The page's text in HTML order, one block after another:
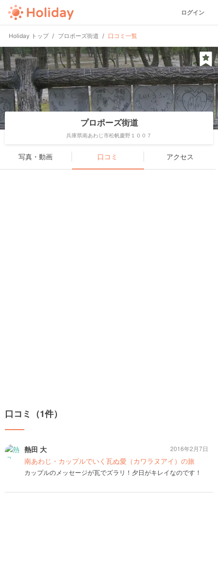
ログイン
Holiday トップ プロポーズ街道 口コミ一覧
プロポーズ街道
兵庫県南あわじ市松帆慶野１００７
写真・動画 口コミ アクセス
口コミ（1件）
熱田 大
南あわじ・カップルでいく瓦ぬ愛（カワラヌアイ）の旅
カップルのメッセージが瓦でズラリ！夕日がキレイなのです！
2016年2月7日